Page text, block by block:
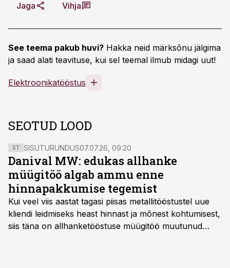
Jaga Vihja
See teema pakub huvi? Hakka neid märksõnu jälgima
ja saad alati teavituse, kui sel teemal ilmub midagi uut!
Elektroonikatööstus
SEOTUD LOOD
ST SISUTURUNDUS07.07.26, 09:20
Danival MW: edukas allhanke
müügitöö algab ammu enne
hinnapakkumise tegemist
Kui veel viis aastat tagasi piisas metallitööstustel uue
kliendi leidmiseks heast hinnast ja mõnest kohtumisest,
siis täna on allhanketööstuse müügitöö muutunud